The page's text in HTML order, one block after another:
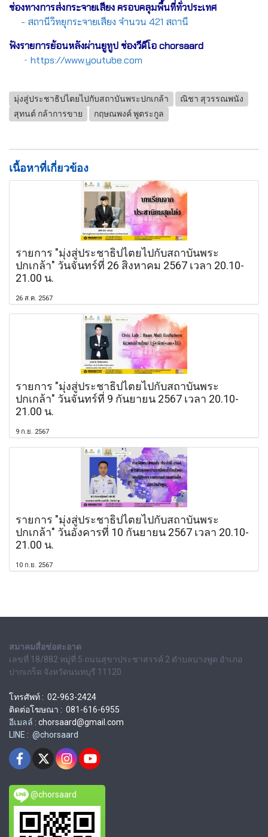
ช่องทางการส่งกระจายเสียง ครอบคลุมพื้นที่ทั่วประเทศ
- สถานีวิทยุกระจายเสียง จำนวน 421 สถานี
ฟังรายการย้อนหลังผ่านยูทูป ช่องวีดีโอ chorsaard
- https://www.youtube.com
มุ่งสู่ประชาธิปไตยไปกับสถาบันพระปกเกล้า
ณิชา สุวรรณพนัง
สุทนต์ กล้าการขาย
กฤษณพงค์ พูตระกูล
เนื้อหาที่เกี่ยวข้อง
รายการ "มุ่งสู่ประชาธิปไตยไปกับสถาบันพระ
ปกเกล้า" วันจันทร์ที่ 26 สิงหาคม 2567 เวลา 20.10-
21.00 น.
26 ส.ค. 2567
รายการ "มุ่งสู่ประชาธิปไตยไปกับสถาบันพระ
ปกเกล้า" วันจันทร์ที่ 9 กันยายน 2567 เวลา 20.10-
21.00 น.
9 ก.ย. 2567
รายการ "มุ่งสู่ประชาธิปไตยไปกับสถาบันพระ
ปกเกล้า" วันอังคารที่ 10 กันยายน 2567 เวลา 20.10-
21.00 น.
10 ก.ย. 2567
สมาคมสื่อช่อสะอาด
เลขที่ 18/882 หมู่ที่ 5 ถนนสุขาประชาสรรค์ 2 ตำบลบางพูด อำเภอ
ปากเกร็ด จังหวัดนนทบุรี 11120
โทรศัพท์ : 02-963-2424
ติดต่อโฆษณา : 081-616-6955
อีเมลล์ : chorsaard@gmail.com
LINE : @chorsaard
@chorsaard